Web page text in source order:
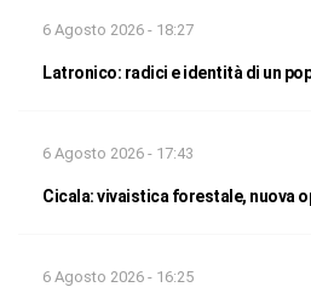
6 Agosto 2026 - 18:27
Latronico: radici e identità di un
6 Agosto 2026 - 17:43
Cicala: vivaistica forestale, nuova
6 Agosto 2026 - 16:25